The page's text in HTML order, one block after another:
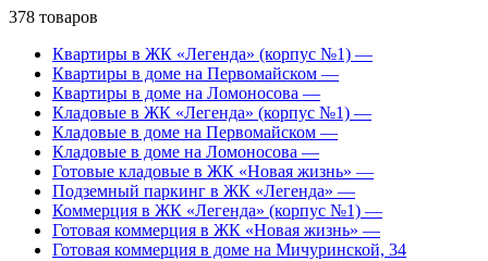
378 товаров
Квартиры в ЖК «Легенда» (корпус №1) —
Квартиры в доме на Первомайском —
Квартиры в доме на Ломоносова —
Кладовые в ЖК «Легенда» (корпус №1) —
Кладовые в доме на Первомайском —
Кладовые в доме на Ломоносова —
Готовые кладовые в ЖК «Новая жизнь» —
Подземный паркинг в ЖК «Легенда» —
Коммерция в ЖК «Легенда» (корпус №1) —
Готовая коммерция в ЖК «Новая жизнь» —
Готовая коммерция в доме на Мичуринской, 34